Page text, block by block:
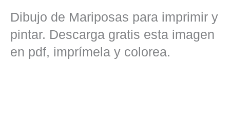
Dibujo de Mariposas para imprimir y
pintar. Descarga gratis esta imagen
en pdf, imprímela y colorea.